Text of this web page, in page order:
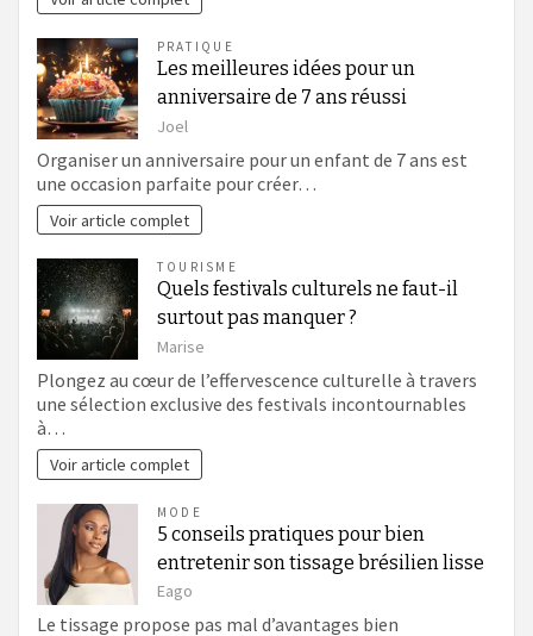
PRATIQUE
Les meilleures idées pour un
anniversaire de 7 ans réussi
Joel
Organiser un anniversaire pour un enfant de 7 ans est
une occasion parfaite pour créer…
Voir article complet
TOURISME
Quels festivals culturels ne faut-il
surtout pas manquer ?
Marise
Plongez au cœur de l’effervescence culturelle à travers
une sélection exclusive des festivals incontournables
à…
Voir article complet
MODE
5 conseils pratiques pour bien
entretenir son tissage brésilien lisse
Eago
Le tissage propose pas mal d’avantages bien